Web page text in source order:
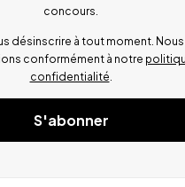
concours.
désinscrire à tout moment.
conformément à notre
confidentialité
S'abonner